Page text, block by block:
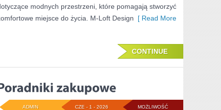
modnych przestrzeni, które pomagają stworzyć
miejsce do życia. M-Loft Design [ Read More
CONTINUE
MOŻLIWOŚĆ
CZE - 1 - 2026
ADMIN